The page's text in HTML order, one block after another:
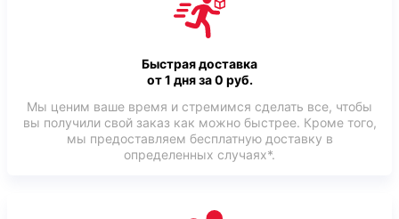
Быстрая доставка
от 1 дня за 0 руб.
Мы ценим ваше время и стремимся сделать все, чтобы
вы получили свой заказ как можно быстрее. Кроме того,
мы предоставляем бесплатную доставку в
определенных случаях*.